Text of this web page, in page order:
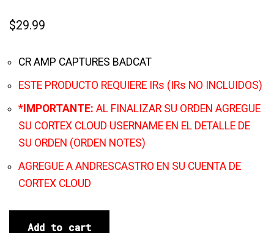
$29.99
CR AMP CAPTURES BADCAT
ESTE PRODUCTO REQUIERE IRs (IRs NO INCLUIDOS)
* IMPORTANTE: AL FINALIZAR SU ORDEN AGREGUE
SU CORTEX CLOUD USERNAME EN EL DETALLE DE
SU ORDEN (ORDEN NOTES)
AGREGUE A ANDRESCASTRO EN SU CUENTA DE
CORTEX CLOUD
Add to cart